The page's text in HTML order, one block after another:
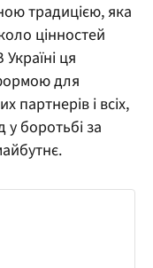
традицією, яка
цінностей
ця
для
партнерів і всіх,
у боротьбі за